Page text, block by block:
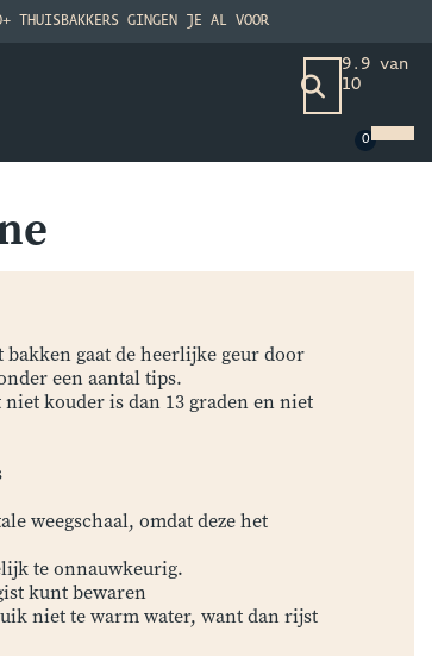
THUISBAKKERS GINGEN JE AL VOOR
9.9 van
10
gaat de heerlijke geur door
een aantal tips.
kouder is dan 13 graden en niet
weegschaal, omdat deze het
te onnauwkeurig.
kunt bewaren
niet te warm water, want dan rijst